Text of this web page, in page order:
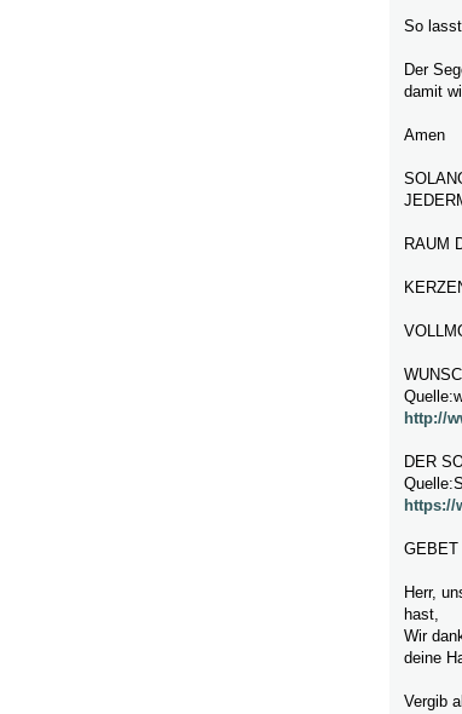
So
Der
damit
Amen
RAUM
http://
DER
https://
GEBET
Herr,
hast,
Wir
deine
Vergib